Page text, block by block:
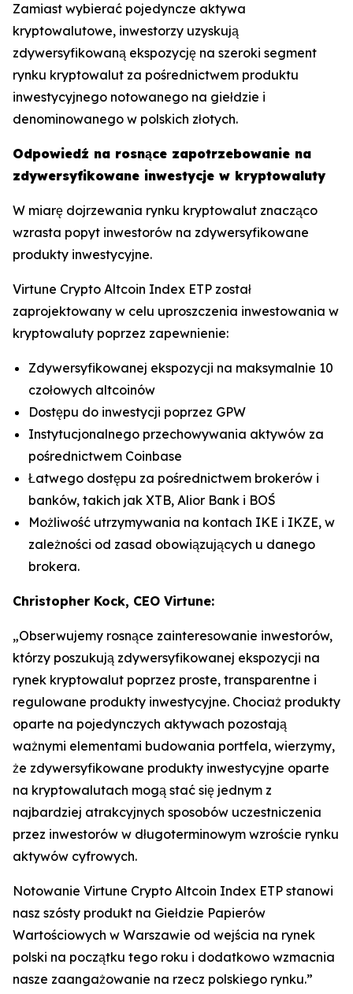
Zamiast wybierać pojedyncze aktywa
kryptowalutowe, inwestorzy uzyskują
zdywersyfikowaną ekspozycję na szeroki segment
rynku kryptowalut za pośrednictwem produktu
inwestycyjnego notowanego na giełdzie i
denominowanego w polskich złotych.
Odpowiedź na rosnące zapotrzebowanie na
zdywersyfikowane inwestycje w kryptowaluty
W miarę dojrzewania rynku kryptowalut znacząco
wzrasta popyt inwestorów na zdywersyfikowane
produkty inwestycyjne.
Virtune Crypto Altcoin Index ETP został
zaprojektowany w celu uproszczenia inwestowania w
kryptowaluty poprzez zapewnienie:
Zdywersyfikowanej ekspozycji na maksymalnie 10
czołowych altcoinów
Dostępu do inwestycji poprzez GPW
Instytucjonalnego przechowywania aktywów za
pośrednictwem Coinbase
Łatwego dostępu za pośrednictwem brokerów i
banków, takich jak XTB, Alior Bank i BOŚ
Możliwość utrzymywania na kontach IKE i IKZE, w
zależności od zasad obowiązujących u danego
brokera.
Christopher Kock, CEO Virtune:
„Obserwujemy rosnące zainteresowanie inwestorów,
którzy poszukują zdywersyfikowanej ekspozycji na
rynek kryptowalut poprzez proste, transparentne i
regulowane produkty inwestycyjne. Chociaż produkty
oparte na pojedynczych aktywach pozostają
ważnymi elementami budowania portfela, wierzymy,
że zdywersyfikowane produkty inwestycyjne oparte
na kryptowalutach mogą stać się jednym z
najbardziej atrakcyjnych sposobów uczestniczenia
przez inwestorów w długoterminowym wzroście rynku
aktywów cyfrowych.
Notowanie Virtune Crypto Altcoin Index ETP stanowi
nasz szósty produkt na Giełdzie Papierów
Wartościowych w Warszawie od wejścia na rynek
polski na początku tego roku i dodatkowo wzmacnia
nasze zaangażowanie na rzecz polskiego rynku.”